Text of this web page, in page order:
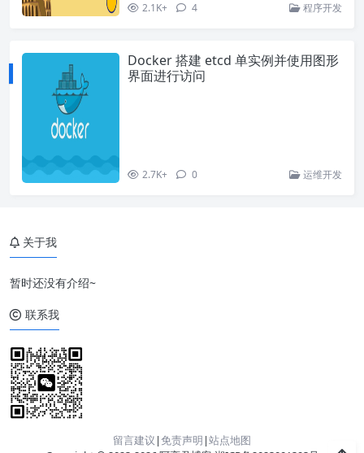
2.1K+ 4 程序开发
Docker 搭建 etcd 单实例并使用图形
界面进行访问
2.7K+ 0 运维开发
关于我
暂时还没有介绍~
联系我
留言建议 |免责声明 |站点地图